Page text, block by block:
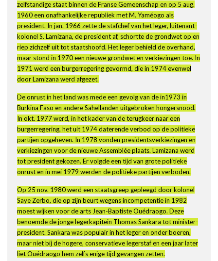
zelfstandige staat binnen de Franse Gemeenschap en op 5 aug.
1960 een onafhankelijke republiek met M. Yaméogo als
president. In jan. 1966 zette de stafchef van het leger, luitenant-
kolonel S. Lamizana, de president af, schortte de grondwet op en
riep zichzelf uit tot staatshoofd. Het leger behield de overhand,
maar stond in 1970 een nieuwe grondwet en verkiezingen toe. In
1971 werd een burgerregering gevormd, die in 1974 evenwel
door Lamizana werd afgezet.
De onrust in het land was mede een gevolg van de in1973 in
Burkina Faso en andere Sahellanden uitgebroken hongersnood.
In okt. 1977 werd, in het kader van de terugkeer naar een
burgerregering, het uit 1974 daterende verbod op de politieke
partijen opgeheven. In 1978 vonden presidentsverkiezingen en
verkiezingen voor de nieuwe Assemblée plaats. Lamizana werd
tot president gekozen. Er volgde een tijd van grote politieke
onrust en in mei 1979 werden de politieke partijen verboden.
Op 25 nov. 1980 werd een staatsgreep gepleegd door kolonel
Saye Zerbo, die op zijn beurt wegens incompetentie in 1982
moest wijken voor de arts Jean-Baptiste Ouédraogo. Deze
benoemde de jonge legerkapitein Thomas Sankara tot minister-
president. Sankara was populair in het leger en onder boeren,
maar niet bij de hogere, conservatieve legerstaf en een jaar later
liet Ouédraogo hem zelfs enige tijd gevangen zetten.